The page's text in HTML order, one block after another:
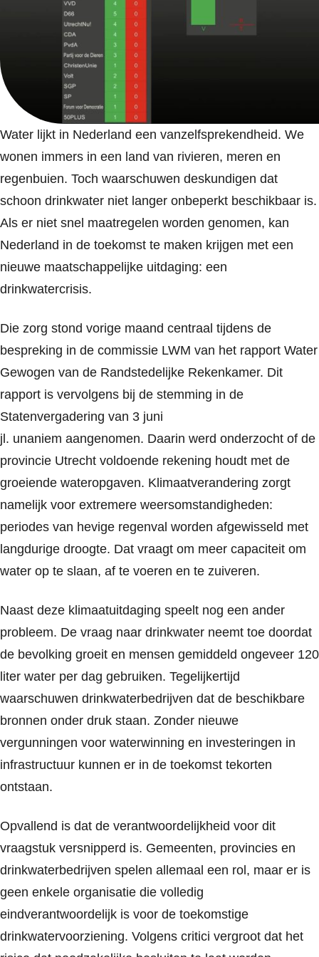
Water lijkt in Nederland een vanzelfsprekendheid. We
wonen immers in een land van rivieren, meren en
regenbuien. Toch waarschuwen deskundigen dat
schoon drinkwater niet langer onbeperkt beschikbaar is.
Als er niet snel maatregelen worden genomen, kan
Nederland in de toekomst te maken krijgen met een
nieuwe maatschappelijke uitdaging: een
drinkwatercrisis.
Die zorg stond vorige maand centraal tijdens de
bespreking in de commissie LWM van het rapport Water
Gewogen van de Randstedelijke Rekenkamer. Dit
rapport is vervolgens bij de stemming in de
Statenvergadering van 3 juni
jl. unaniem aangenomen. Daarin werd onderzocht of de
provincie Utrecht voldoende rekening houdt met de
groeiende wateropgaven. Klimaatverandering zorgt
namelijk voor extremere weersomstandigheden:
periodes van hevige regenval worden afgewisseld met
langdurige droogte. Dat vraagt om meer capaciteit om
water op te slaan, af te voeren en te zuiveren.
Naast deze klimaatuitdaging speelt nog een ander
probleem. De vraag naar drinkwater neemt toe doordat
de bevolking groeit en mensen gemiddeld ongeveer 120
liter water per dag gebruiken. Tegelijkertijd
waarschuwen drinkwaterbedrijven dat de beschikbare
bronnen onder druk staan. Zonder nieuwe
vergunningen voor waterwinning en investeringen in
infrastructuur kunnen er in de toekomst tekorten
ontstaan.
Opvallend is dat de verantwoordelijkheid voor dit
vraagstuk versnipperd is. Gemeenten, provincies en
drinkwaterbedrijven spelen allemaal een rol, maar er is
geen enkele organisatie die volledig
eindverantwoordelijk is voor de toekomstige
drinkwatervoorziening. Volgens critici vergroot dat het